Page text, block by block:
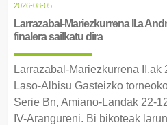
2026-08-05
Larrazabal-Mariezkurrena II.a
finalera sailkatu dira
Larrazabal-Mariezkurrena II.ak
Laso-Albisu Gasteizko
Serie Bn, Amiano-Landak 22-
IV-Arangureni. Bi bikoteak